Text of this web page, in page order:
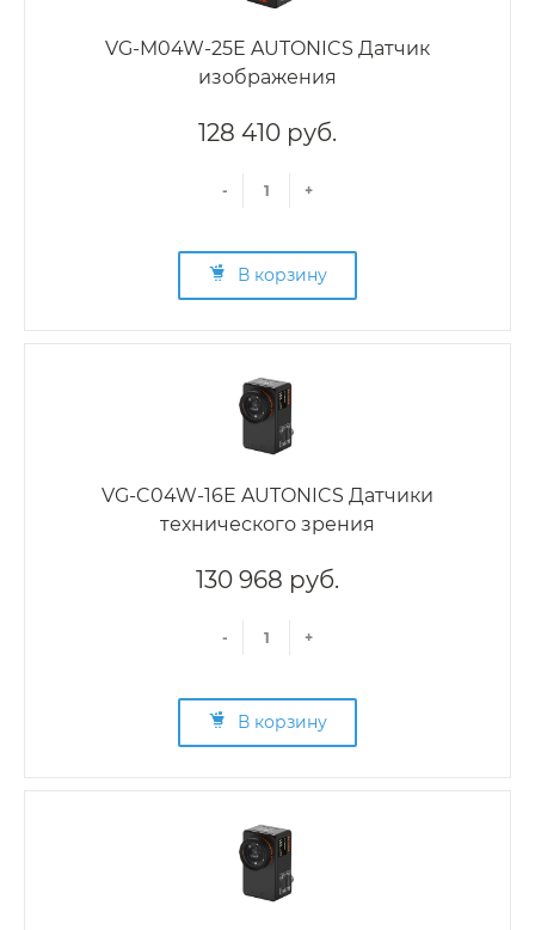
VG-M04W-25E AUTONICS Датчик
изображения
128 410 руб.
- +
В корзину
VG-C04W-16E AUTONICS Датчики
технического зрения
130 968 руб.
- +
В корзину